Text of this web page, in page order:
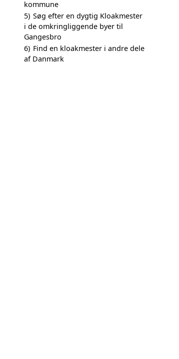
kommune
5) Søg efter en dygtig Kloakmester
i de omkringliggende byer til
Gangesbro
6) Find en kloakmester i andre dele
af Danmark